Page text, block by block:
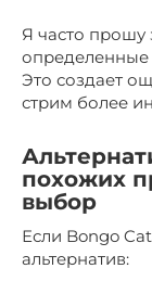
Я часто прошу
определенные
Это создает
стрим более
похожих
выбор
Если Bongo
альтернатив: